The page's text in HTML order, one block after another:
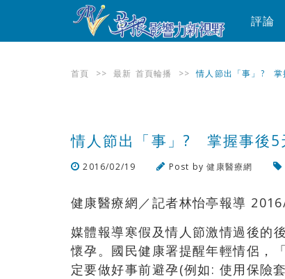
評論
首頁 >> 最新 首頁輪播 >> 情人節出「事」? 掌
情人節出「事」? 掌握事後5
2016/02/19 Post by健康醫療網
健康醫療網／記者林怡亭報導
媒體報導寒假及情人節激情過後的
懷孕。國民健康署提醒年輕情侶，
定要做好事前避孕(例如: 使用保險